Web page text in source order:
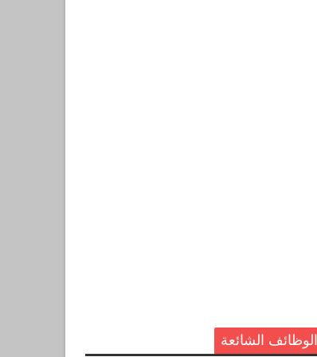
الوظائف الشائعة